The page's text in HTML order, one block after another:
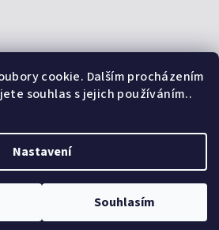
cookie. Dalším procházením
souhlas s jejich používáním..
Nastavení
Souhlasím
platby
nastavení cookies
Vytvořil Shoptet